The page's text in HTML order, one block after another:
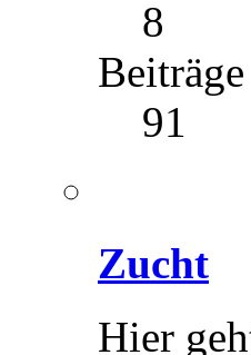
8
Beiträge
91
Zucht
Hier